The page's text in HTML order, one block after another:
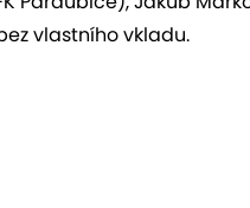
vlastního vkladu.